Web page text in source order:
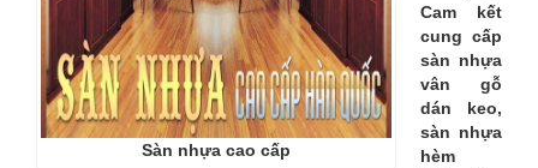
Sàn nhựa cao cấp
Cam kết
cung cấp
sàn nhựa
vân gỗ
dán keo,
sàn nhựa
hèm